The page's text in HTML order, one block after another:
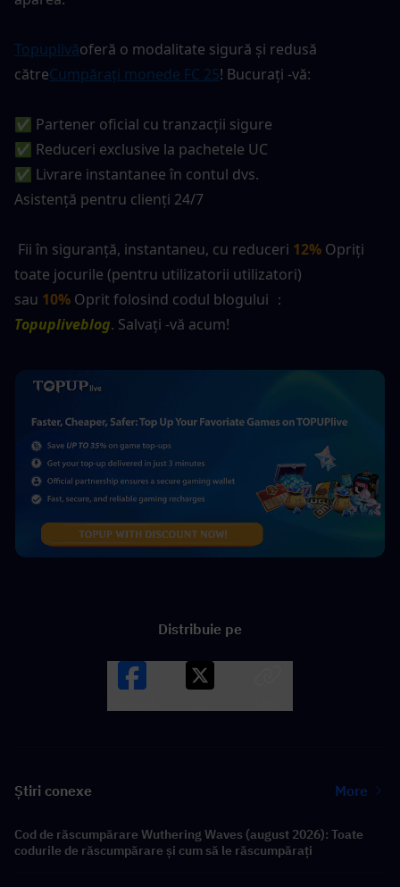
Topuplivăoferă o modalitate sigură și redusă
cătreCumpărați monede FC 25! Bucurați -vă:
✅ Partener oficial cu tranzacții sigure
✅ Reduceri exclusive la pachetele UC
✅ Livrare instantanee în contul dvs.
Asistență pentru clienți 24/7
Fii în siguranță, instantaneu, cu reduceri 12% Opriți
toate jocurile (pentru utilizatorii utilizatori)
sau 10% Oprit folosind codul blogului ：
Topupliveblog. Salvați -vă acum!
Distribuie pe
Știri conexe More
Cod de răscumpărare Wuthering Waves (august 2026): Toate
codurile de răscumpărare și cum să le răscumpărați